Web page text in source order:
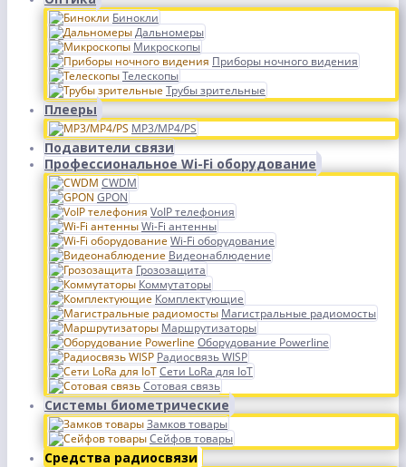
Бинокли
Дальномеры
Микроскопы
Приборы ночного видения
Телескопы
Трубы зрительные
Плееры
MP3/MP4/PS
Подавители связи
Профессиональное Wi-Fi оборудование
CWDM
GPON
VoIP телефония
Wi-Fi антенны
Wi-Fi оборудование
Видеонаблюдение
Грозозащита
Коммутаторы
Комплектующие
Магистральные радиомосты
Маршрутизаторы
Оборудование Powerline
Радиосвязь WISP
Сети LoRa для IoT
Сотовая связь
Системы биометрические
Замков товары
Сейфов товары
Средства радиосвязи